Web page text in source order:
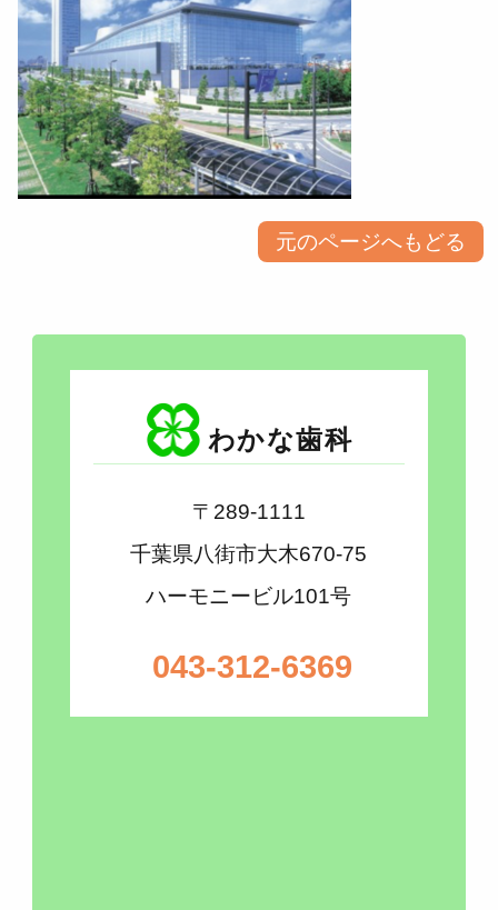
元のページへもどる
わかな歯科
〒289-1111
千葉県八街市大木670-75
ハーモニービル101号
043-312-6369